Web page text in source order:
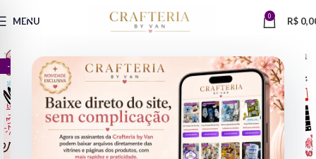
MENU 0 R$
- 50%